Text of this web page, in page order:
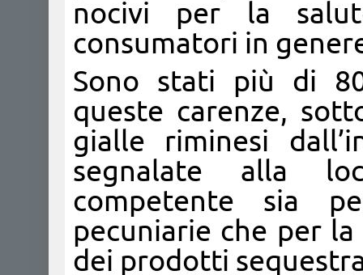
nocivi per la
consumatori in
Sono stati più di
queste carenze,
gialle riminesi
segnalate alla
competente sia
pecuniarie che per
dei prodotti